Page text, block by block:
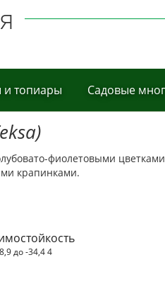
тoпиaры Сaдoвые
фиолетовыми цветками
крапинками.
до -34,44